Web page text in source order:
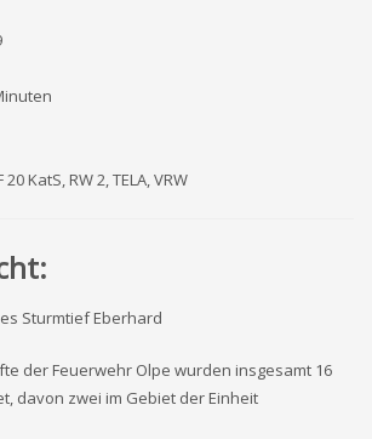
20 KatS, RW 2, TELA, VRW
Sturmtief Eberhard
der Feuerwehr Olpe wurden insgesamt 16
davon zwei im Gebiet der Einheit